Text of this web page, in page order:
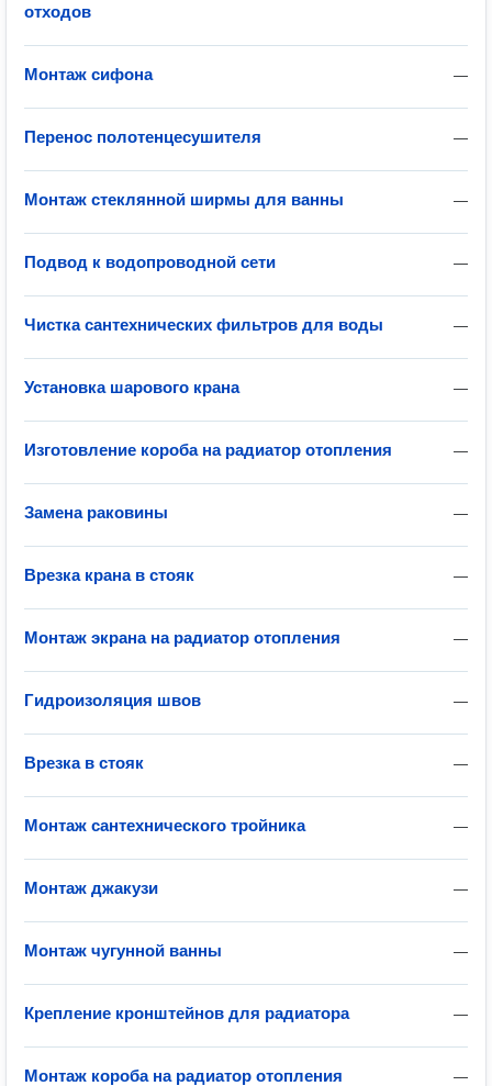
отходов
—
Монтаж сифона
—
Перенос полотенцесушителя
—
Монтаж стеклянной ширмы для ванны
—
Подвод к водопроводной сети
—
Чистка сантехнических фильтров для воды
—
Установка шарового крана
—
Изготовление короба на радиатор отопления
—
Замена раковины
—
Врезка крана в стояк
—
Монтаж экрана на радиатор отопления
—
Гидроизоляция швов
—
Врезка в стояк
—
Монтаж сантехнического тройника
—
Монтаж джакузи
—
Монтаж чугунной ванны
—
Крепление кронштейнов для радиатора
—
Монтаж короба на радиатор отопления